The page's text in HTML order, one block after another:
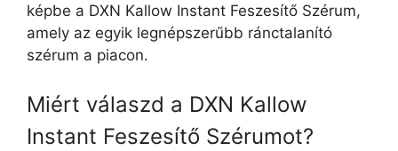
képbe a DXN Kallow Instant Feszesítő Szérum,
amely az egyik legnépszerűbb ránctalanító
szérum a piacon.
Miért válaszd a DXN Kallow
Instant Feszesítő Szérumot?